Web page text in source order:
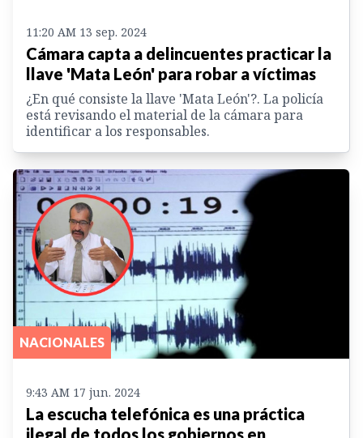
11:20 AM 13 sep. 2024
Cámara capta a delincuentes practicar la
llave 'Mata León' para robar a víctimas
¿En qué consiste la llave 'Mata León'?. La policía
está revisando el material de la cámara para
identificar a los responsables.
NACIONALES
9:43 AM 17 jun. 2024
La escucha telefónica es una práctica
ilegal de todos los gobiernos en